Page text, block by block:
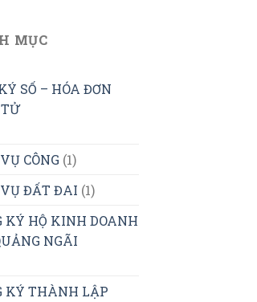
MỤC
SỐ – HÓA ĐƠN
CÔNG (1)
ĐẤT ĐAI (1)
KÝ HỘ KINH DOANH
NGÃI
KÝ THÀNH LẬP